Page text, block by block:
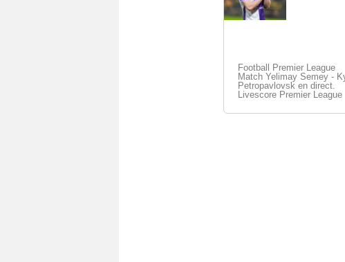
Football Premier League
Match Yelimay Semey -
Petropavlovsk en direct.
Livescore Premier League